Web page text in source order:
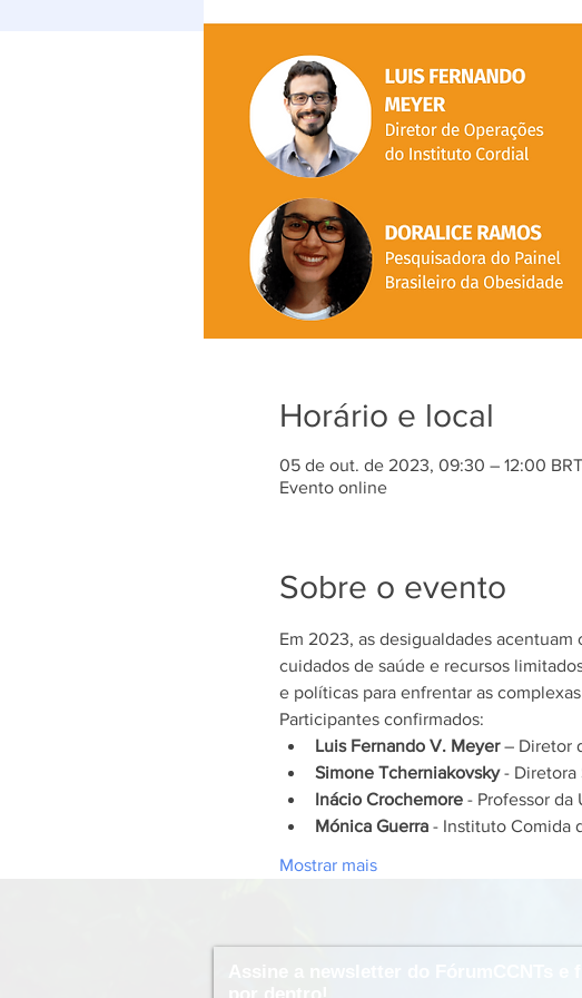
Horário e local
05 de out. de 2023, 09:30 – 12:00 BRT
Evento online
Sobre o evento
Em 2023, as desigualdades acentuam
cuidados de saúde e recursos
e políticas para enfrentar as
Participantes confirmados:
Luis Fernando V. Meyer – Diretor
Simone Tcherniakovsky - Diretora
Inácio Crochemore - Professor da
Mónica Guerra - Instituto Comida
Mostrar mais